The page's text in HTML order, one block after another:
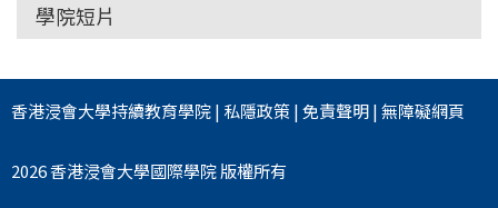
學院短片
香港浸會大學持續教育學院| 私隱政策|免責聲明|無障礙網頁
2026 香港浸會大學國際學院 版權所有